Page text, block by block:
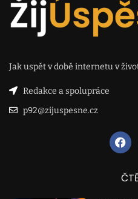
Jak uspět v době internetu v
Redakce a spolupráce
p92@zijuspesne.cz